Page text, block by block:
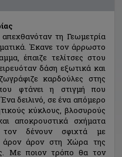
τη Γεωμετρία
Έκανε τον άρρωστο
έπαιζε τελίτσες στου
δάση εξωτικά και
καρδούλες στης
φτάνει η στιγμή που
δειλινό, σε ένα απόμερο
κύκλους, βλοσυρούς
αποκρουστικά σχήματα
τον δένουν σφιχτά με
άρον άρον στη Χώρα της
Με ποιον τρόπο θα τον